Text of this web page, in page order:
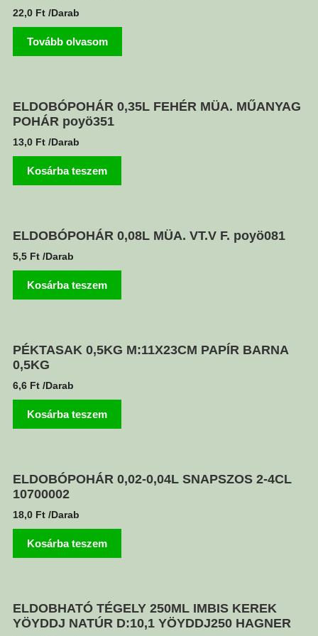
22,0 Ft /Darab
Tovább olvasom
ELDOBÓPOHÁR 0,35L FEHÉR MÜA. MŰANYAG
POHÁR poyö351
13,0 Ft /Darab
Kosárba teszem
ELDOBÓPOHÁR 0,08L MÜA. VT.V F. poyö081
5,5 Ft /Darab
Kosárba teszem
PÉKTASAK 0,5KG M:11X23CM PAPÍR BARNA
0,5KG
6,6 Ft /Darab
Kosárba teszem
ELDOBÓPOHÁR 0,02-0,04L SNAPSZOS 2-4CL
10700002
18,0 Ft /Darab
Kosárba teszem
ELDOBHATÓ TÉGELY 250ML IMBIS KEREK
YÖYDDJ NATÚR D:10,1 YÖYDDJ250 HAGNER